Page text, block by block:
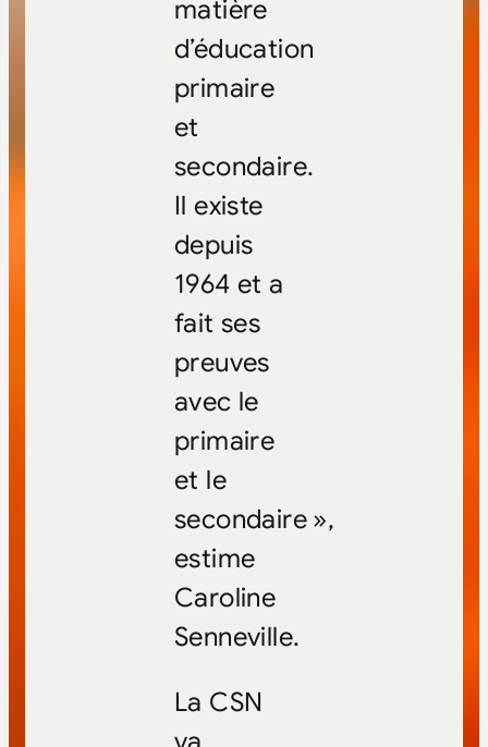
matière
d’éducation
primaire
et
secondaire.
Il existe
depuis
1964 et a
fait ses
preuves
avec le
primaire
et le
secondaire »,
estime
Caroline
Senneville.
La CSN